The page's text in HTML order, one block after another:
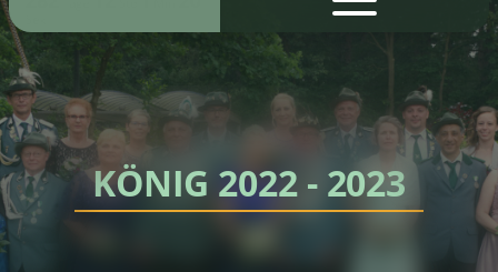
KÖNIG 2022 - 2023